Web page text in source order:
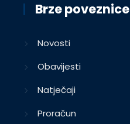
Brze poveznice
Novosti
Obavijesti
Natječaji
Proračun